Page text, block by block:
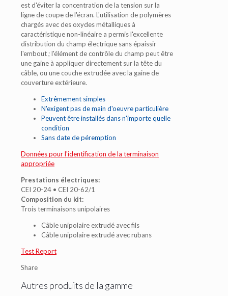
est d'éviter la concentration de la tension sur la
ligne de coupe de l'écran. L'utilisation de polymères
chargés avec des oxydes métalliques à
caractéristique non-linéaire a permis l'excellente
distribution du champ électrique sans épaissir
l'embout ; l'élément de contrôle du champ peut être
une gaine à appliquer directement sur la tête du
câble, ou une couche extrudée avec la gaine de
couverture extérieure.
Extrêmement simples
N'exigent pas de main d'oeuvre particulière
Peuvent être installés dans n'importe quelle
condition
Sans date de péremption
Données pour l'identification de la terminaison
appropriée
Prestations électriques:
CEI 20-24 • CEI 20-62/1
Composition du kit:
Trois terminaisons unipolaires
Câble unipolaire extrudé avec fils
Câble unipolaire extrudé avec rubans
Test Report
Share
Autres produits de la gamme